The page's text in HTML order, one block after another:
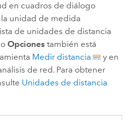
en cuadros de diálogo
unidad de medida
de unidades de distancia
Opciones también está
Medir distancia
y en
de red. Para obtener
Unidades de distancia